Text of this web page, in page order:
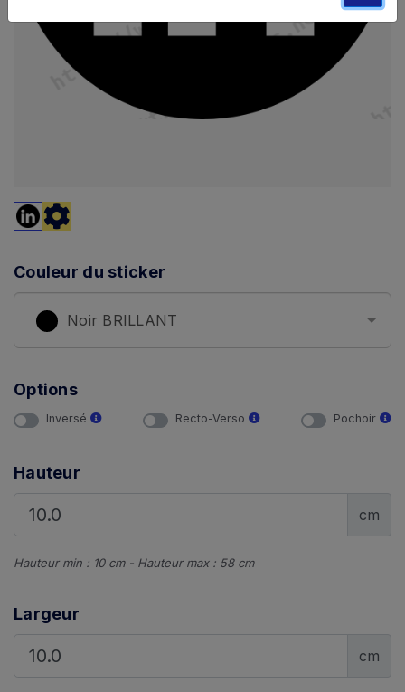
Couleur du sticker
Noir BRILLANT
Options
Inversé Recto-Verso Pochoir
Hauteur
cm
Hauteur min : 10 cm - Hauteur max : 58 cm
Largeur
cm